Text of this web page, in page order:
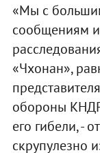
«Мы с
сообщениям
«Чхонан»,
обороны
его гибели, -
скрупулезно